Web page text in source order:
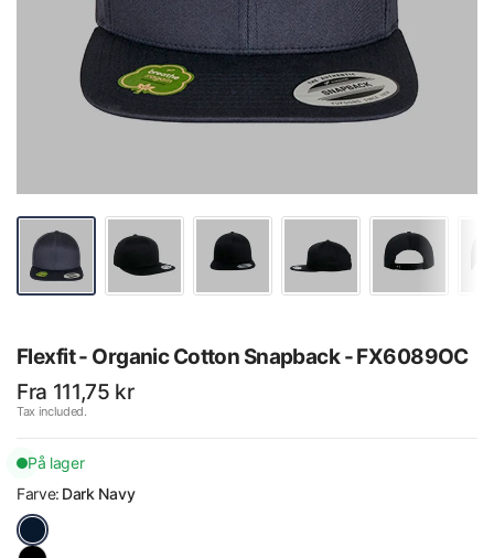
Flexfit - Organic Cotton Snapback - FX6089OC
Fra 111,75 kr
Tax included.
På lager
Farve: Dark Navy